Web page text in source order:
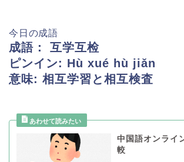
今日の成語
成語： 互学互检
ピンイン: Hù xué hù jiǎn
意味: 相互学習と相互検査
中国語オンラ
較